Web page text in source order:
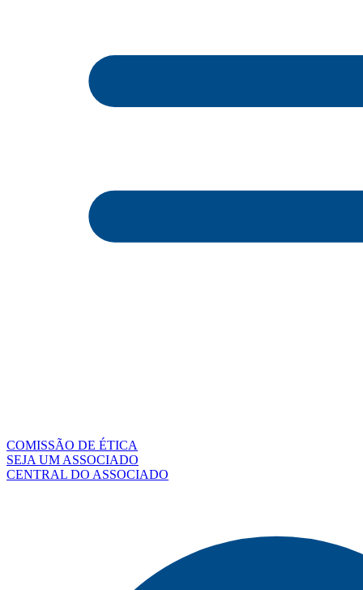
COMISSÃO DE ÉTICA
SEJA UM ASSOCIADO
CENTRAL DO ASSOCIADO